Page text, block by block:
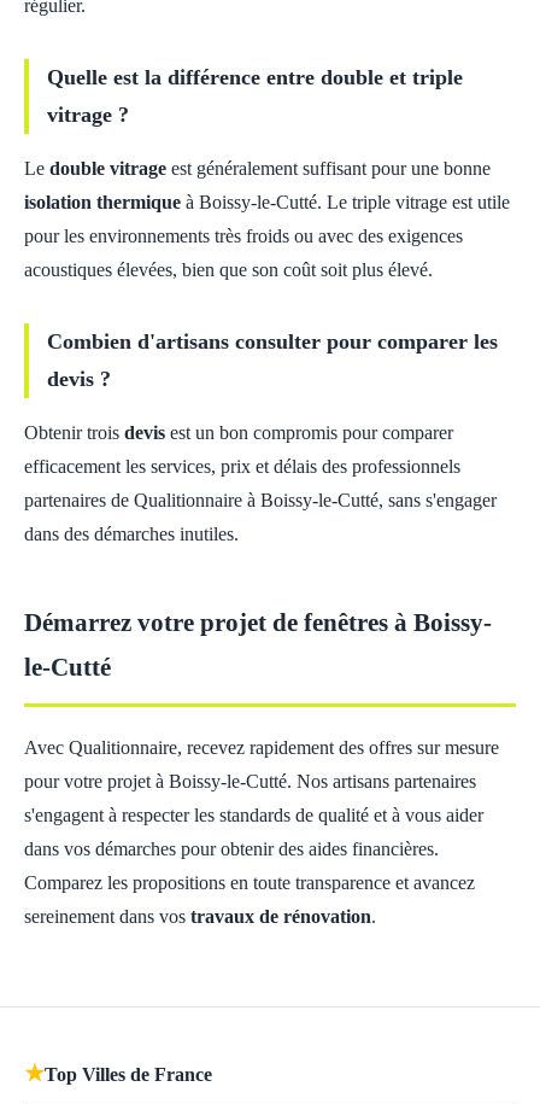
régulier.
Quelle est la différence entre double et triple
vitrage ?
Le double vitrage est généralement suffisant pour une bonne
isolation thermique à Boissy-le-Cutté. Le triple vitrage est utile
pour les environnements très froids ou avec des exigences
acoustiques élevées, bien que son coût soit plus élevé.
Combien d'artisans consulter pour comparer les
devis ?
Obtenir trois devis est un bon compromis pour comparer
efficacement les services, prix et délais des professionnels
partenaires de Qualitionnaire à Boissy-le-Cutté, sans s'engager
dans des démarches inutiles.
Démarrez votre projet de fenêtres à Boissy-
le-Cutté
Avec Qualitionnaire, recevez rapidement des offres sur mesure
pour votre projet à Boissy-le-Cutté. Nos artisans partenaires
s'engagent à respecter les standards de qualité et à vous aider
dans vos démarches pour obtenir des aides financières.
Comparez les propositions en toute transparence et avancez
sereinement dans vos travaux de rénovation.
★Top Villes de France